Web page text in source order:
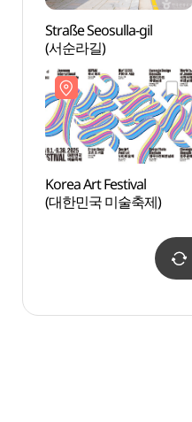
Straße Seosulla-gil
(서순라길)
Korea Art Festival
(대한민국 미술축제)